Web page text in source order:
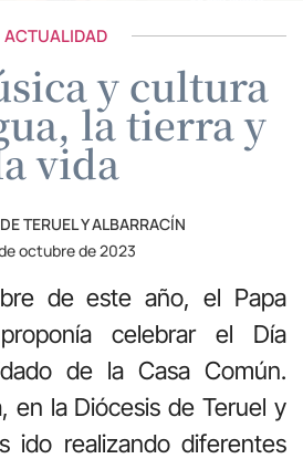
ACTUALIDAD
y cultura
la tierra y
vida
TERUEL Y ALBARRACÍN
octubre de 2023
de este año, el Papa
celebrar el Día
de la Casa Común.
en la Diócesis de Teruel y
ido realizando diferentes